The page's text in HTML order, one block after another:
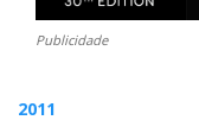
Publicidade
2011